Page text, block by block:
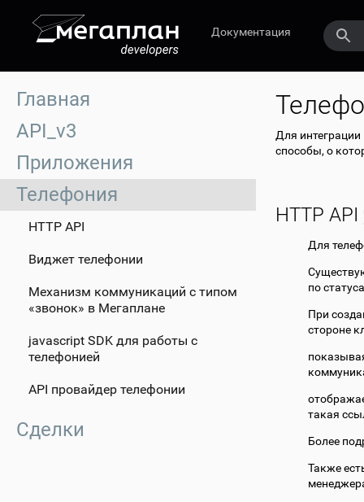
Документация
Главная
API_v3
Приложения
Телефония
HTTP API
Виджет телефонии
Механизм коммуникаций с типом
«звонок» в Мегаплане
javascript SDK для работы с
телефонией
API провайдер телефонии
Сделки
Для
способы, о
HTTP API
Для
по
При
стороне
такая
Более
Также